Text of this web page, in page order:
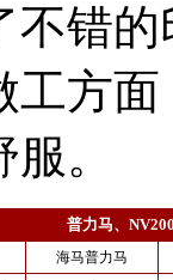
不错
工方
。
普力马、
海马普力马